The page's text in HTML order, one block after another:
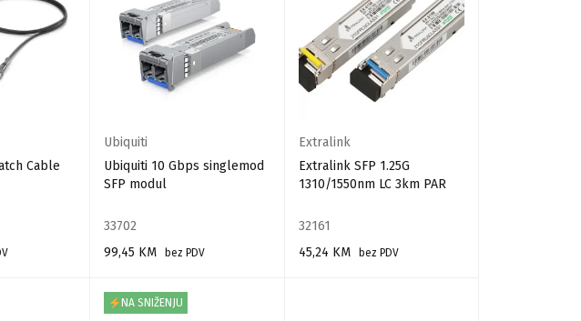
Cable
Ubiquiti
Ubiquiti 10 Gbps singlemod
SFP modul
33702
99,45 KM
bez PDV
Extralink
Extralink SFP 1.25G
1310/1550nm LC 3km PAR
32161
45,24 KM
bez PDV
NA SNIŽENJU